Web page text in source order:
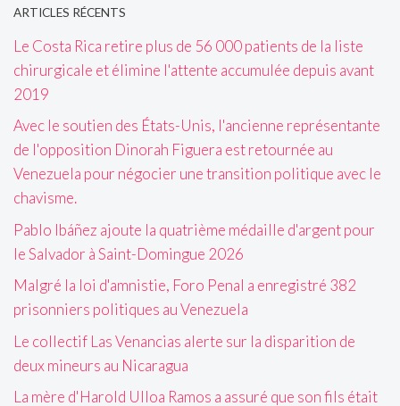
ARTICLES RÉCENTS
Le Costa Rica retire plus de 56 000 patients de la liste
chirurgicale et élimine l'attente accumulée depuis avant
2019
Avec le soutien des États-Unis, l'ancienne représentante
de l'opposition Dinorah Figuera est retournée au
Venezuela pour négocier une transition politique avec le
chavisme.
Pablo Ibáñez ajoute la quatrième médaille d'argent pour
le Salvador à Saint-Domingue 2026
Malgré la loi d'amnistie, Foro Penal a enregistré 382
prisonniers politiques au Venezuela
Le collectif Las Venancias alerte sur la disparition de
deux mineurs au Nicaragua
La mère d'Harold Ulloa Ramos a assuré que son fils était